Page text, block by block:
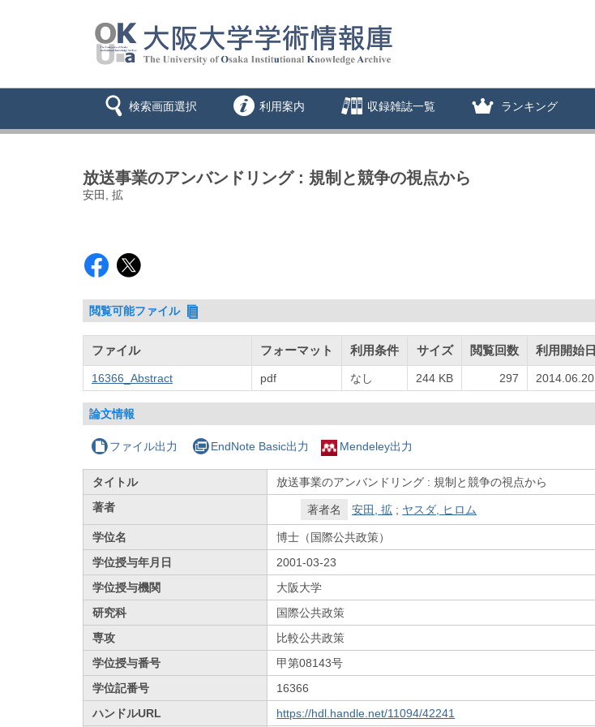
検索画面選択 利用案内 収録雑誌一覧 ランキング
放送事業のアンバンドリング : 規制と競争の視点から
安田, 拡
閲覧可能ファイル
ファイル フォーマット 利用条件 サイズ 閲覧回数 利用開始日
16366_Abstract pdf なし 244 KB 297 2014.06.20
論文情報
ファイル出力 EndNote Basic出力 Mendeley出力
タイトル
放送事業のアンバンドリング : 規制と競争の視点から
著者
著者名 安田, 拡 ; ヤスダ, ヒロム
学位名
博士（国際公共政策）
学位授与年月日
2001-03-23
学位授与機関
大阪大学
研究科
国際公共政策
専攻
比較公共政策
学位授与番号
甲第08143号
学位記番号
16366
ハンドルURL
https://hdl.handle.net/11094/42241